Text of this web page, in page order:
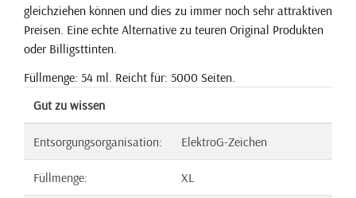
gleichziehen können und dies zu immer noch sehr attraktiven
Preisen. Eine echte Alternative zu teuren Original Produkten
oder Billigsttinten.
Füllmenge: 54 ml. Reicht für: 5000 Seiten.
Gut zu wissen
Entsorgungsorganisation: ElektroG-Zeichen
Füllmenge: XL